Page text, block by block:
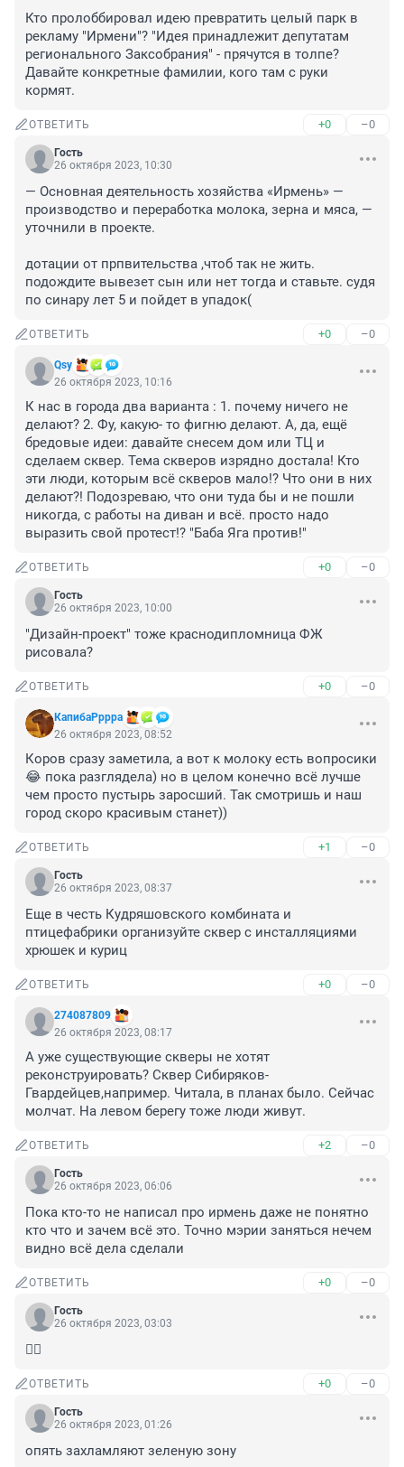
Кто пролоббировал идею превратить целый парк в
рекламу "Ирмени"? "Идея принадлежит депутатам
регионального Заксобрания" - прячутся в толпе?
Давайте конкретные фамилии, кого там с руки
кормят.
ОТВЕТИТЬ +0 –0
Гость
26 октября 2023, 10:30
— Основная деятельность хозяйства «Ирмень» —
производство и переработка молока, зерна и мяса, —
уточнили в проекте.
дотации от прпвительства ,чтоб так не жить.
подождите вывезет сын или нет тогда и ставьте. судя
по синару лет 5 и пойдет в упадок(
ОТВЕТИТЬ +0 –0
Qsy
26 октября 2023, 10:16
К нас в города два варианта : 1. почему ничего не
делают? 2. Фу, какую- то фигню делают. А, да, ещё
бредовые идеи: давайте снесем дом или ТЦ и
сделаем сквер. Тема скверов изрядно достала! Кто
эти люди, которым всё скверов мало!? Что они в них
делают?! Подозреваю, что они туда бы и не пошли
никогда, с работы на диван и всё. просто надо
выразить свой протест!? "Баба Яга против!"
ОТВЕТИТЬ +0 –0
Гость
26 октября 2023, 10:00
"Дизайн-проект" тоже краснодипломница ФЖ
рисовала?
ОТВЕТИТЬ +0 –0
КапибаРррра
26 октября 2023, 08:52
Коров сразу заметила, а вот к молоку есть вопросики
😂 пока разглядела) но в целом конечно всё лучше
чем просто пустырь заросший. Так смотришь и наш
город скоро красивым станет))
ОТВЕТИТЬ +1 –0
Гость
26 октября 2023, 08:37
Еще в честь Кудряшовского комбината и
птицефабрики организуйте сквер с инсталляциями
хрюшек и куриц
ОТВЕТИТЬ +0 –0
274087809
26 октября 2023, 08:17
А уже существующие скверы не хотят
реконструировать? Сквер Сибиряков-
Гвардейцев,например. Читала, в планах было. Сейчас
молчат. На левом берегу тоже люди живут.
ОТВЕТИТЬ +2 –0
Гость
26 октября 2023, 06:06
Пока кто-то не написал про ирмень даже не понятно
кто что и зачем всё это. Точно мэрии заняться нечем
видно всё дела сделали
ОТВЕТИТЬ +0 –0
Гость
26 октября 2023, 03:03
🤦‍♀️
ОТВЕТИТЬ +0 –0
Гость
26 октября 2023, 01:26
опять захламляют зеленую зону